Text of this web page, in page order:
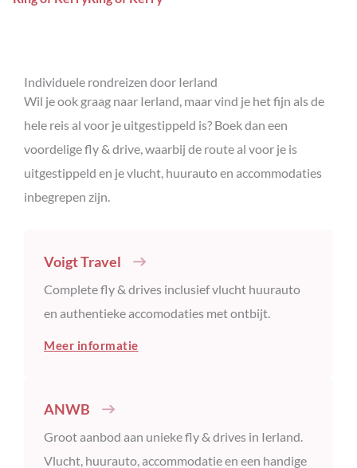
Individuele rondreizen door Ierland
Wil je ook graag naar Ierland, maar vind je het fijn als de
hele reis al voor je uitgestippeld is? Boek dan een
voordelige fly & drive, waarbij de route al voor je is
uitgestippeld en je vlucht, huurauto en accommodaties
inbegrepen zijn.
Voigt Travel
Complete fly & drives inclusief vlucht huurauto
en authentieke accomodaties met ontbijt.
Meer informatie
ANWB
Groot aanbod aan unieke fly & drives in Ierland.
Vlucht, huurauto, accommodatie en een handige